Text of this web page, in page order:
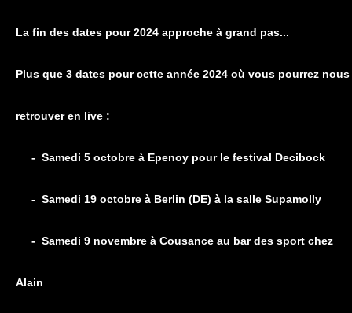
La fin des dates pour 2024 approche à grand pas...
Plus que 3 dates pour cette année 2024 où vous pourrez nous
retrouver en live :
- Samedi 5 octobre à Epenoy pour le festival Decibock
- Samedi 19 octobre à Berlin (DE) à la salle Supamolly
- Samedi 9 novembre à Cousance au bar des sport chez
Alain